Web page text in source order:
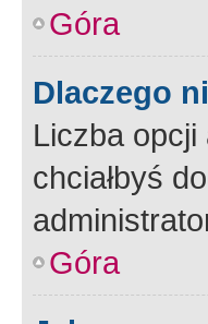
Góra
Dlaczego
Liczba
chciałbyś
Góra